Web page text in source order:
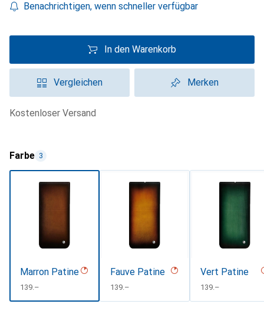
Benachrichtigen, wenn schneller verfügbar
In den Warenkorb
Vergleichen Merken
kostenloser Versand
Farbe 3
Marron Patine
CHF
139.–
Fauve Patine
CHF
139.–
Vert Patine
CHF
139.–